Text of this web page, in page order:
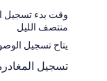
منتصف الليل
يتاح تسجيل
تسجيل